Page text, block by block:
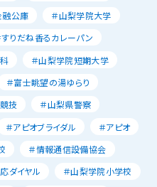
融公庫
＃山梨学院大学
すりだね香るカレーパン
＃山梨学院短期大学
＃富士眺望の湯ゆらり
技
＃山梨県警察
＃アピオブライダル
＃アピオ
＃情報通信設備協会
ダイヤル
＃山梨学院小学校